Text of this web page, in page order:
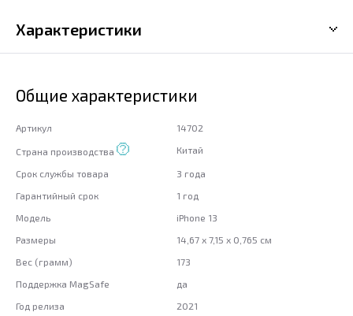
Характеристики
Общие характеристики
Артикул 14702
Страна производства Китай
Срок службы товара
3 года
Гарантийный срок
1 год
Модель
iPhone 13
Размеры
14,67 x 7,15 x 0,765 см
Вес (грамм)
173
Поддержка MagSafe
да
Год релиза
2021